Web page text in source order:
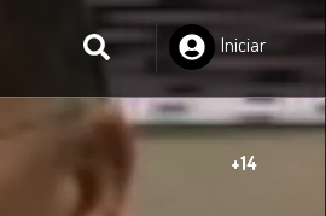
Iniciar
Sesión